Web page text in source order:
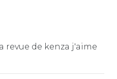
revue de kenza j'aime